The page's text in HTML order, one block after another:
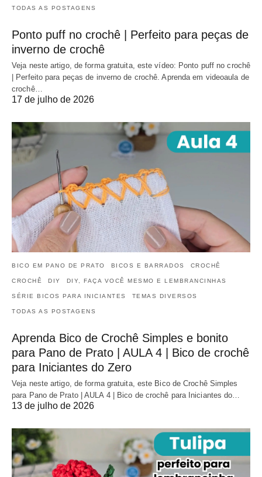
TODAS AS POSTAGENS
Ponto puff no crochê | Perfeito para peças de
inverno de crochê
Veja neste artigo, de forma gratuita, este vídeo: Ponto puff no crochê
| Perfeito para peças de inverno de crochê. Aprenda em videoaula de
crochê…
17 de julho de 2026
BICO EM PANO DE PRATO BICOS E BARRADOS CROCHÊ
CROCHÊ DIY DIY, FAÇA VOCÊ MESMO E LEMBRANCINHAS
SÉRIE BICOS PARA INICIANTES TEMAS DIVERSOS
TODAS AS POSTAGENS
Aprenda Bico de Crochê Simples e bonito
para Pano de Prato | AULA 4 | Bico de crochê
para Iniciantes do Zero
Veja neste artigo, de forma gratuita, este Bico de Crochê Simples
para Pano de Prato | AULA 4 | Bico de crochê para Iniciantes do…
13 de julho de 2026